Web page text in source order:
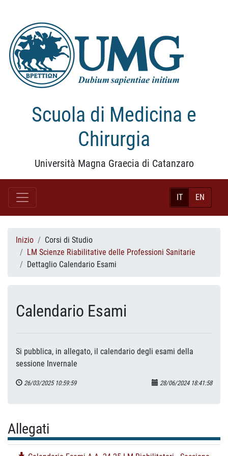
Scuola di Medicina e
Chirurgia
Università Magna Graecia di Catanzaro
IT EN
Inizio
Corsi di Studio
LM Scienze Riabilitative delle Professioni Sanitarie
Dettaglio Calendario Esami
Calendario Esami
Si pubblica, in allegato, il calendario degli esami della
sessione Invernale
26/03/2025 10:59:59 28/06/2024 18:41:58
Allegati